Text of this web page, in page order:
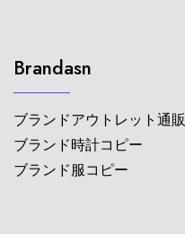
Brandasn
ブランドアウトレット通販
ブランド時計コピー
ブランド服コピー